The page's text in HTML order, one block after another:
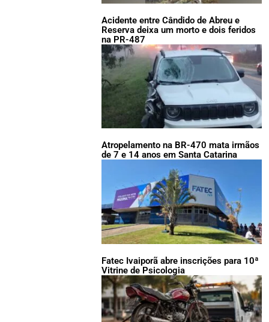
Acidente entre Cândido de Abreu e
Reserva deixa um morto e dois feridos
na PR-487
Atropelamento na BR-470 mata irmãos
de 7 e 14 anos em Santa Catarina
Fatec Ivaiporã abre inscrições para 10ª
Vitrine de Psicologia